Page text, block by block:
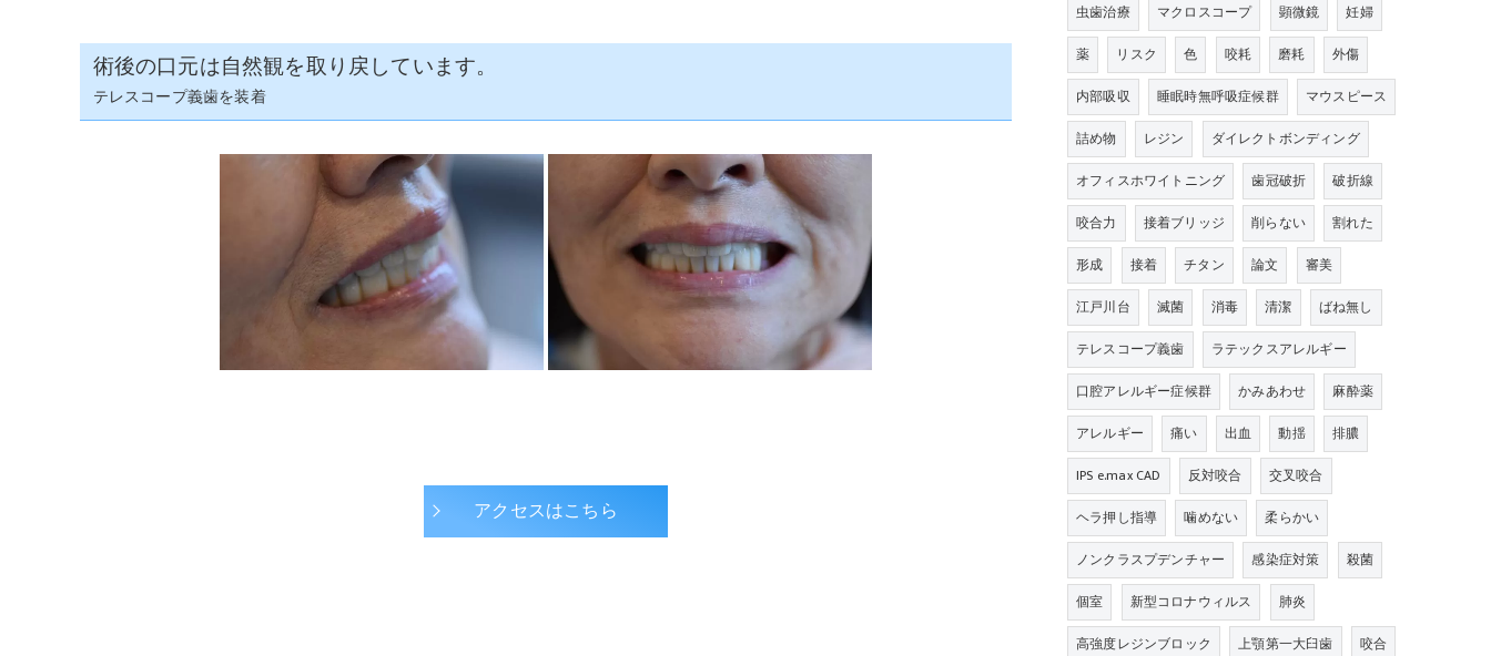
術後の口元は自然観を取り戻しています。
テレスコープ義歯を装着
アクセスはこちら
虫歯治療
マクロスコープ 顕微鏡
妊婦
薬
リスク 色 咬耗 磨耗
外傷
内部吸収
睡眠時無呼吸症候群
マウスピース
詰め物
レジン
ダイレクトボンディング
オフィスホワイトニング
歯冠破折
破折線
咬合力
接着ブリッジ 削らない
割れた
形成
接着 チタン 論文
審美
江戸川台
滅菌 消毒 清潔
ばね無し
テレスコープ義歯
ラテックスアレルギー
口腔アレルギー症候群
かみあわせ
麻酔薬
アレルギー
痛い 出血 動揺
排膿
IPS e.max CAD
反対咬合
交叉咬合
ヘラ押し指導
噛めない
柔らかい
ノンクラスプデンチャー
感染症対策
殺菌
個室
新型コロナウィルス
肺炎
高強度レジンブロック
上顎第一大臼歯
咬合